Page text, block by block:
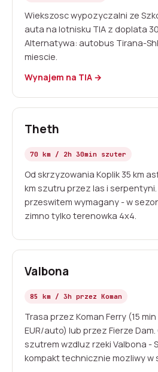
Wiekszosc wypozyczalni ze
auta na lotnisku TIA z doplata
Alternatywa: autobus Tirana-
miescie.
Wynajem na TIA →
Theth
70 km / 2h 30min szuter
Od skrzyzowania Koplik 35 km
km szutru przez las i serpentyni.
przeswitem wymagany - w
zimno tylko terenowka 4x4.
Valbona
85 km / 3h przez Koman
Trasa przez Koman Ferry (15
EUR/auto) lub przez Fierze
szutrem wzdluz rzeki Valbona -
kompakt technicznie mozliwy w